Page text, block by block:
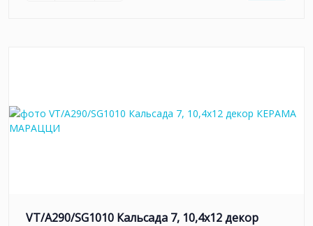
VT/A290/SG1010 Кальсада 7, 10,4х12 декор